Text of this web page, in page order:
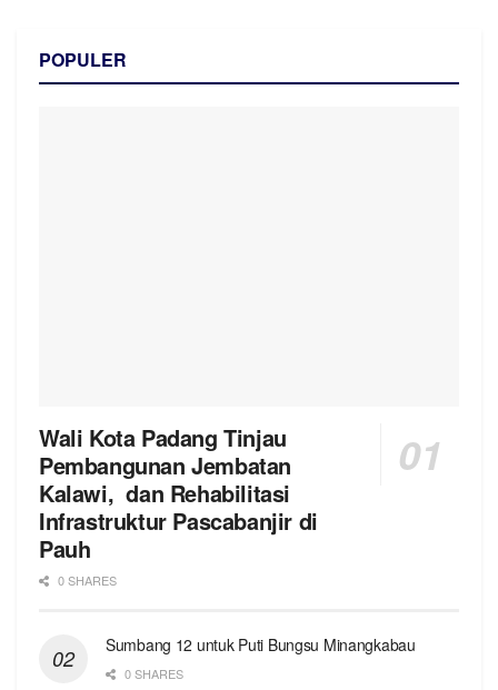
POPULER
Wali Kota Padang Tinjau
Pembangunan Jembatan
Kalawi, dan Rehabilitasi
Infrastruktur Pascabanjir di
Pauh
0 SHARES
Sumbang 12 untuk Puti Bungsu Minangkabau
0 SHARES